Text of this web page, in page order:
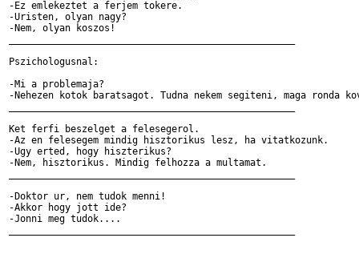
-Ez emlekeztet a ferjem tokere.
-Uristen, olyan nagy?
-Nem, olyan koszos!
Pszichologusnal:
-Mi a problemaja?
-Nehezen kotok baratsagot. Tudna nekem segiteni, maga ronda
Ket ferfi beszelget a felesegerol.
-Az en felesegem mindig hisztorikus lesz, ha vitatkozunk.
-Ugy erted, hogy hiszterikus?
-Nem, hisztorikus. Mindig felhozza a multamat.
-Doktor ur, nem tudok menni!
-Akkor hogy jott ide?
-Jonni meg tudok....